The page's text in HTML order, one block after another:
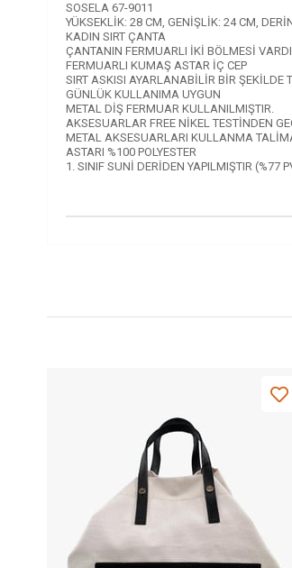
SOSELA 67-9011
YÜKSEKLİK: 28 CM, GENİŞLİK: 24 CM,
KADIN SIRT ÇANTA
ÇANTANIN FERMUARLI İKİ BÖLMESİ
FERMUARLI KUMAŞ ASTAR İÇ CEP
SIRT ASKISI AYARLANABİLİR BİR ŞEKİLDE
GÜNLÜK KULLANIMA UYGUN
METAL DİŞ FERMUAR KULLANILMIŞTIR.
AKSESUARLAR FREE NİKEL TESTİNDEN
METAL AKSESUARLARI KULLANMA
ASTARI %100 POLYESTER
1. SINIF SUNİ DERİDEN YAPILMIŞTIR (%77